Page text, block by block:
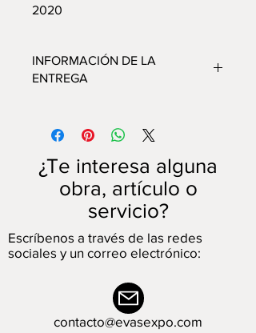
2020
INFORMACIÓN DE LA
ENTREGA
través del correo electrónico para
acordar el lugar de entrega de la pieza
y la forma de pago.
*5% de descuento por pago en
¿Te interesa alguna
obra, artículo o
servicio?
Escríbenos a través de las redes
sociales y un correo electrónico:
contacto@evasexpo.com